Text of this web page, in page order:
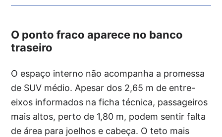
O ponto fraco aparece no banco
traseiro
O espaço interno não acompanha a promessa
de SUV médio. Apesar dos 2,65 m de entre-
eixos informados na ficha técnica, passageiros
mais altos, perto de 1,80 m, podem sentir falta
de área para joelhos e cabeça. O teto mais